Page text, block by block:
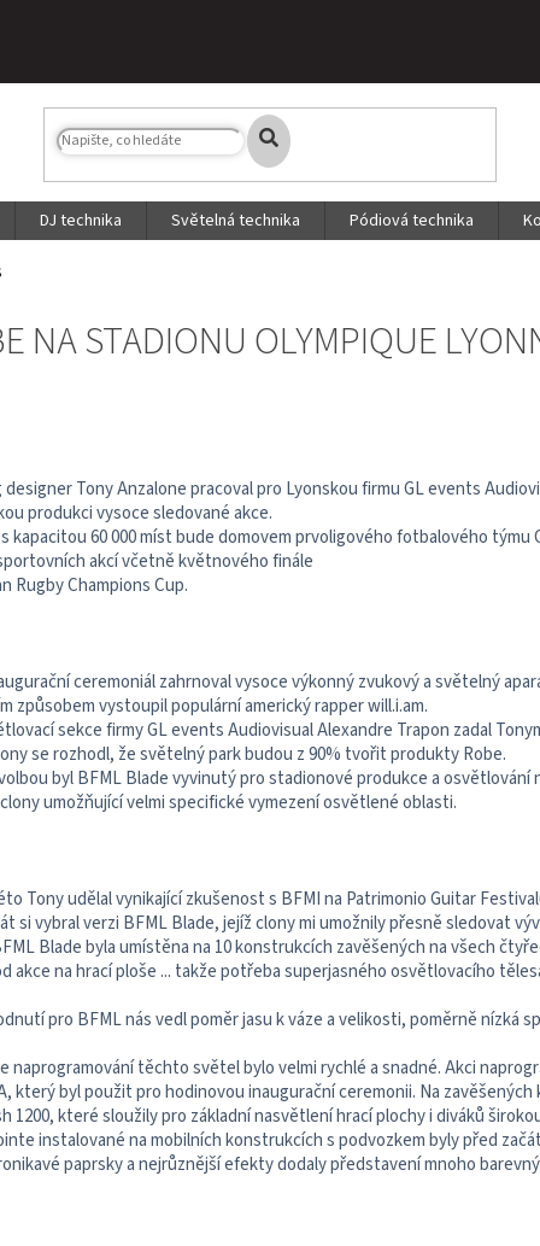
DJ technika Světelná technika Pódiová technika
NA STADIONU OLYMPIQUE
Tony Anzalone pracoval pro Lyonskou firmu GL events
produkci vysoce sledované akce.
kapacitou 60 000 míst bude domovem prvoligového fotbalového týmu
akcí včetně květnového finále
Rugby Champions Cup.
ceremoniál zahrnoval vysoce výkonný zvukový a světelný
způsobem vystoupil populární americký rapper will.i.am.
sekce firmy GL events Audiovisual Alexandre Trapon zadal
se rozhodl, že světelný park budou z 90% tvořit produkty Robe.
byl BFML Blade vyvinutý pro stadionové produkce a
umožňující velmi specifické vymezení osvětlené oblasti.
Tony udělal vynikající zkušenost s BFMI na Patrimonio Guitar
si vybral verzi BFML Blade, jejíž clony mi umožnily přesně sledovat
Blade byla umístěna na 10 konstrukcích zavěšených na všech
akce na hrací ploše ... takže potřeba superjasného osvětlovacího
pro BFML nás vedl poměr jasu k váze a velikosti, poměrně nízká
naprogramování těchto světel bylo velmi rychlé a snadné. Akci
který byl použit pro hodinovou inaugurační ceremonii. Na
1200, které sloužily pro základní nasvětlení hrací plochy i diváků
instalované na mobilních konstrukcích s podvozkem byly před
paprsky a nejrůznější efekty dodaly představení mnoho